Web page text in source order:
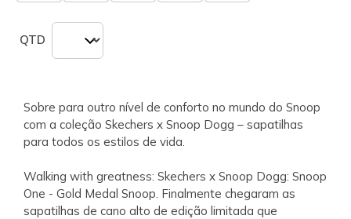
QTD
Sobre para outro nível de conforto no mundo do Snoop
com a coleção Skechers x Snoop Dogg – sapatilhas
para todos os estilos de vida.
Walking with greatness: Skechers x Snoop Dogg: Snoop
One - Gold Medal Snoop. Finalmente chegaram as
sapatilhas de cano alto de edição limitada que